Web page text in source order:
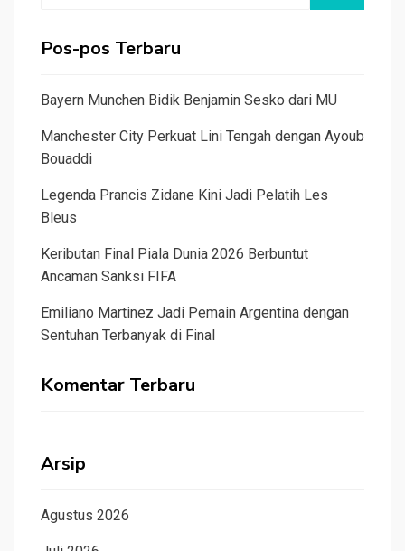
Pos-pos Terbaru
Bayern Munchen Bidik Benjamin Sesko dari MU
Manchester City Perkuat Lini Tengah dengan Ayoub
Bouaddi
Legenda Prancis Zidane Kini Jadi Pelatih Les
Bleus
Keributan Final Piala Dunia 2026 Berbuntut
Ancaman Sanksi FIFA
Emiliano Martinez Jadi Pemain Argentina dengan
Sentuhan Terbanyak di Final
Komentar Terbaru
Arsip
Agustus 2026